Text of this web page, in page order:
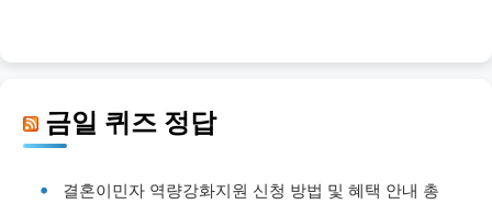
금일 퀴즈 정답
결혼이민자 역량강화지원 신청 방법 및 혜택 안내 총